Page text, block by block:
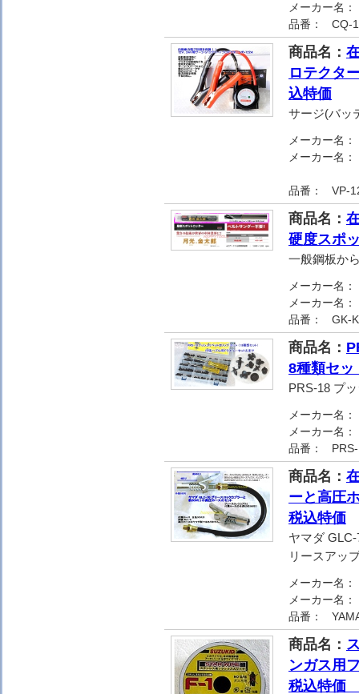
メーカー名：
品番：
CQ-
商品名：
ロテクタ
込特価
サージ(バッ
メーカー名：
メーカー名：
品番： VP-
商品名：
硬度スポ
一般鋼板か
メーカー名：
メーカー名：
品番：
GK-
商品名：
8種類セッ
PRS-18 プ
メーカー名：
メーカー名：
品番：
商品名：
ーと高圧
税込特価
ヤマダ
リースアッ
メーカー名：
メーカー名：
品番：
商品名：
ンガス用
税込特